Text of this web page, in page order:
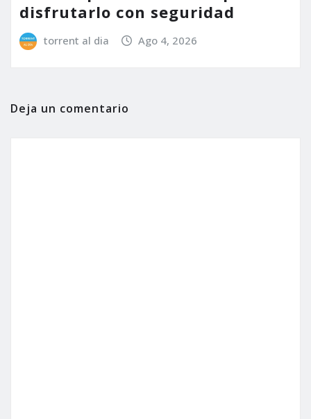
disfrutarlo con seguridad
torrent al dia Ago 4, 2026
Deja un comentario